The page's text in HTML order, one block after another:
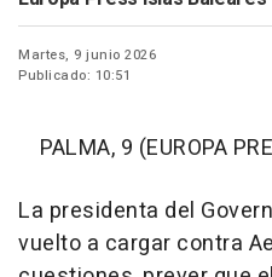
Martes, 9 junio 2026
Publicado: 10:51
PALMA, 9 (EUROPA
La presidenta del
vuelto a cargar contra